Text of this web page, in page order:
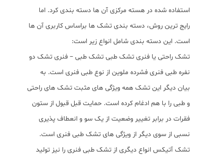
استفاده شده در هسته مرکزی آن ها دسته بندی کرد. اما
رایج ترین روش، دسته بندی تشک ها براساس کاربری آن ها
است. این دسته بندی شامل انواع زیر است:
تشک راحتی یا فنری تشک طبی تشک طبی – فنری تشک دو
نفره طبی فنری فشرده ملوین از نوع طبی فنری است. به
بیان دیگر این تشک همه ویژگی های مثبت تشک های راحتی
و طبی را با هم ادغام کرده است. حمایت قبل قبول از ستون
فقرات در برابر تغییر وضعیت از یک سو و انعطاف پذیری
نسبی از سوی دیگر از ویژگی های تشک طبی فنری است.
تشک آتیکس انواع دیگری از تشک طبی فنری را نیز تولید